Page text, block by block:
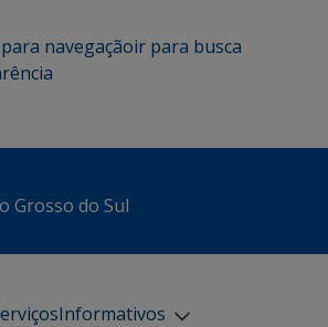
navegaçãoir para busca
Grosso do Sul
Informativos